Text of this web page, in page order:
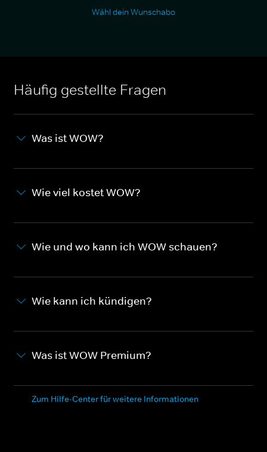
Wähl dein Wunschabo
Häufig gestellte Fragen
Was ist WOW?
Wie viel kostet WOW?
Wie und wo kann ich WOW schauen?
Wie kann ich kündigen?
Was ist WOW Premium?
Zum Hilfe-Center für weitere Informationen